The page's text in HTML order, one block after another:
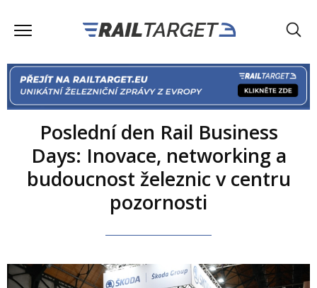
Poslední den Rail Business
Days: Inovace, networking a
budoucnost železnic v centru
pozornosti